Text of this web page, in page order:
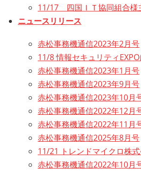
11/17 四国ＩＴ協同組合様
ニュースリリース
赤松事務機通信2023年2月号
11/8 情報セキュリティ
赤松事務機通信2023年1月号
赤松事務機通信2023年9月号
赤松事務機通信2023年10月
赤松事務機通信2022年12月
赤松事務機通信2022年11月
赤松事務機通信2025年8月号
11/21 トレンドマイクロ株
赤松事務機通信2022年10月